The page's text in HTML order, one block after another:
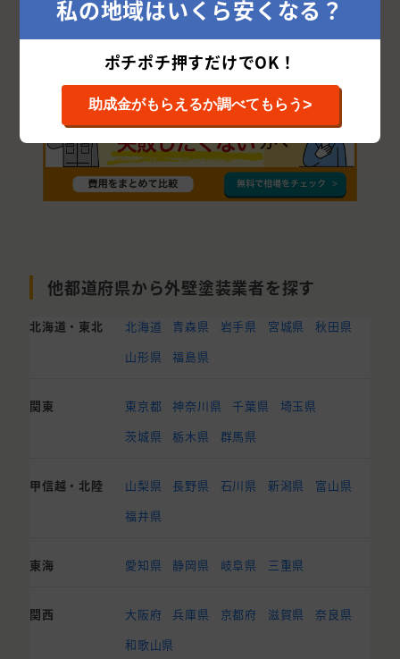
大川市 嘉麻市 三潴郡
他都道府県から外壁塗装業者を探す
北海道・東北 北海道 青森県 岩手県 宮城県
秋田県
山形県
福島県
関東 東京都 神奈川県 千葉県
埼玉県
茨城県
栃木県 群馬県
甲信越・北陸 山梨県 長野県 石川県 新潟県
富山県
福井県
東海 愛知県 静岡県 岐阜県 三重県
関西 大阪府 兵庫県 京都府 滋賀県
奈良県
和歌山県
私の地域はいくら安くなる？
ポチポチ押すだけでOK！
助成金がもらえるか調べてもらう>